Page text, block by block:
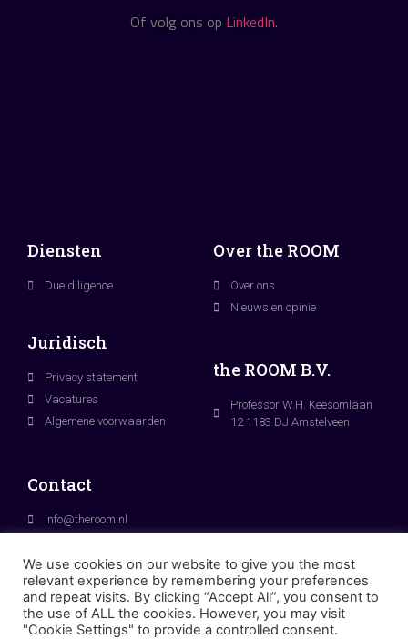
Of volg ons op LinkedIn.
Diensten
Due diligence
Over the ROOM
Over ons
Nieuws en opinie
Juridisch
Privacy statement
Vacatures
Algemene voorwaarden
the ROOM B.V.
Professor W.H. Keesomlaan
12 1183 DJ Amstelveen
Contact
info@theroom.nl
We use cookies on our website to give you the most
relevant experience by remembering your preferences
and repeat visits. By clicking “Accept All”, you consent to
the use of ALL the cookies. However, you may visit
"Cookie Settings" to provide a controlled consent.